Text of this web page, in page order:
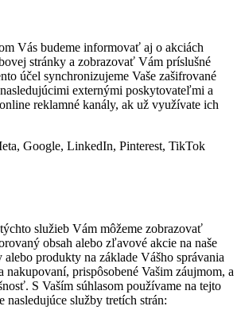
Vás budeme informovať aj o akciách
stránky a zobrazovať Vám príslušné
účel synchronizujeme Vaše zašifrované
externými poskytovateľmi a
reklamné kanály, ak už využívate ich
Google, LinkedIn, Pinterest, TikTok
služieb Vám môžeme zobrazovať
obsah alebo zľavové akcie na naše
alebo produkty na základe Vášho správania
nakupovaní, prispôsobené Vašim záujmom, a
S Vaším súhlasom používame na tejto
nasledujúce služby tretích strán: